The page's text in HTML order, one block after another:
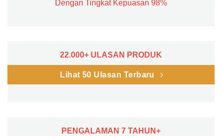
Dengan Tingkat Kepuasan 98%
22.000+ ULASAN PRODUK
Lihat 50 Ulasan Terbaru
PENGALAMAN 7 TAHUN+